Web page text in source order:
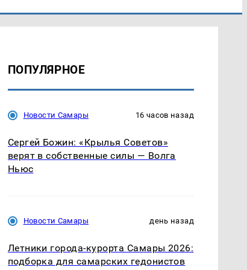
ПОПУЛЯРНОЕ
Новости Самары 16 часов назад
Сергей Божин: «Крылья Советов»
верят в собственные силы — Волга
Ньюс
Новости Самары день назад
Летники города-курорта Самары 2026:
подборка для самарских гедонистов